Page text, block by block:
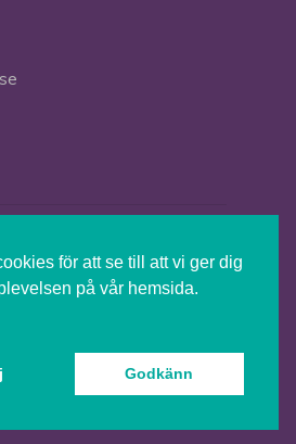
för att se till att vi ger dig
på vår hemsida.
Godkänn